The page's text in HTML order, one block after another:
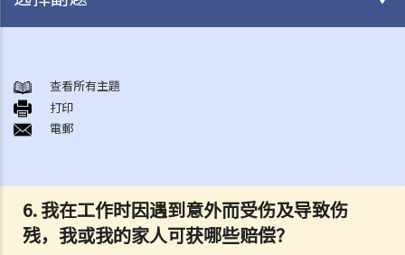
6. 我在工作时因遇到意外而受伤及导致伤
残，我或我的家人可获哪些赔偿？
A. 「雇佣合约」之阐释
1. 雇佣合约的持续期是多久？
2. 甚麽是「连续性」雇佣合约？
3. 雇主是否可以选择签订一系列较短且间断的雇佣合同，以避免向雇员
提供法定福利和权益？
查看所有主題
打印
電郵